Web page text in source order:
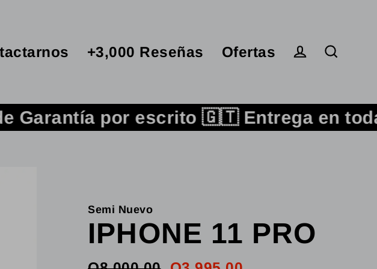
+3,000 Reseñas
Ofertas
por escrito 🇬🇹 Entrega en toda
Semi Nuevo
IPHONE 11 PRO